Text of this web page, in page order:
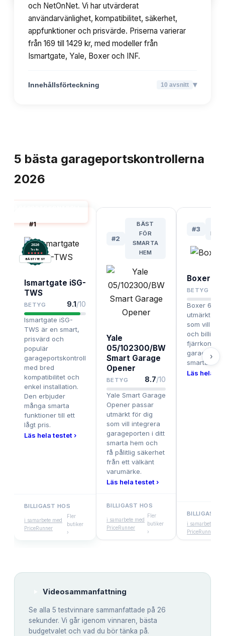
och NetOnNet. Vi har utvärderat
användarvänlighet, kompatibilitet, säkerhet,
appfunktioner och prisvärde. Priserna varierar
från 169 till 1429 kr, med modeller från
Ismartgate, Yale, Boxer och INF.
Innehållsförteckning 10 avsnitt ▾
5 bästa garageportskontrollerna
2026
#1
2026
Testix.
BÄST I TEST
Ismartgate iSG-
TWS
BETYG 9.1/10
Ismartgate iSG-
TWS är en smart,
prisvärd och
populär
garageportskontroll
med bred
kompatibilitet och
enkel installation.
Den erbjuder
många smarta
funktioner till ett
lågt pris.
Läs hela testet ›
BILLIGAST HOS
i samarbete med
PriceRunner
Fler
butiker
›
#2
BÄST
FÖR
SMARTA
HEM
Yale
05/102300/BW
Smart Garage
Opener
BETYG 8.7/10
Yale Smart Garage
Opener passar
utmärkt för dig
som vill integrera
garageporten i ditt
smarta hem och
få pålitlig säkerhet
från ett välkänt
varumärke.
Läs hela testet ›
BILLIGAST HOS
i samarbete med
PriceRunner
Fler
butiker
›
#3
Boxer
BETYG
Boxer
utmärkt val
som vill ha
och billig
fjärrkontroll
smarta
Läs hela
BILLIGAST
i samarbete med
PriceRunner
›
Videosammanfattning
Se alla 5 testvinnare sammanfattade på 26
sekunder. Vi går igenom vinnaren, bästa
budgetvalet och vad du bör tänka på.